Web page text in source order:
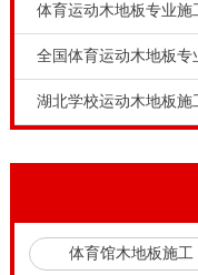
的要求。而且国产
运动木地板设计到
户节省成本，满足
求对地板表层材质
量微例如长纤维结
小、能有效地抗震、
体育运动木地板专业施
全国体育运动木地板专
湖北学校运动木地板施
体育馆木地板施工